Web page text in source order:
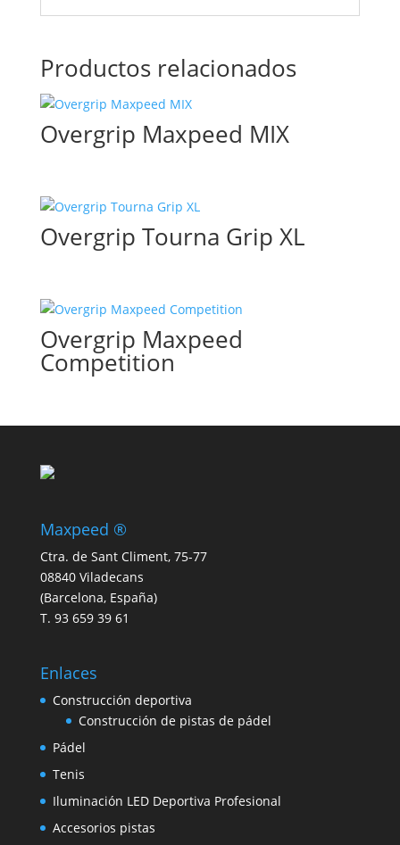
Productos relacionados
Overgrip Maxpeed MIX
Overgrip Tourna Grip XL
Overgrip Maxpeed
Competition
Maxpeed ®
Ctra. de Sant Climent, 75-77
08840 Viladecans
(Barcelona, España)
T. 93 659 39 61
Enlaces
Construcción deportiva
Construcción de pistas de pádel
Pádel
Tenis
Iluminación LED Deportiva Profesional
Accesorios pistas